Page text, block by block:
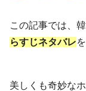
この記事では、
らすじネタバレ
美しくも奇妙な